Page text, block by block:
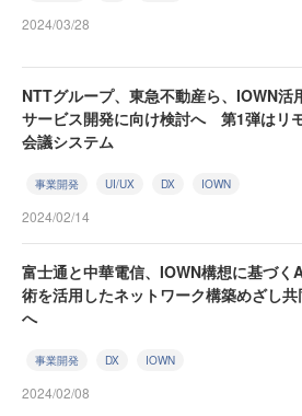
2024/03/28
NTTグループ、東急不動産ら、IOWN活
サービス開発に向け検討へ 第1弾はリ
会議システム
事業開発 UI/UX DX IOWN
2024/02/14
富士通と中華電信、IOWN構想に基づく
術を活用したネットワーク構築めざし
へ
事業開発 DX IOWN
2024/02/08